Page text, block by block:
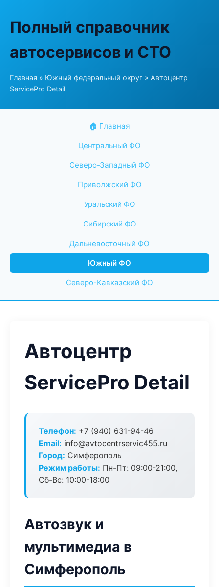
Полный справочник
автосервисов и СТО
Главная » Южный федеральный округ » Автоцентр
ServicePro Detail
🏠 Главная
Центральный ФО
Северо-Западный ФО
Приволжский ФО
Уральский ФО
Сибирский ФО
Дальневосточный ФО
Южный ФО
Северо-Кавказский ФО
Автоцентр
ServicePro Detail
Телефон: +7 (940) 631-94-46
Email: info@avtocentrservic455.ru
Город: Симферополь
Режим работы: Пн-Пт: 09:00-21:00,
Сб-Вс: 10:00-18:00
Автозвук и
мультимедиа в
Симферополь